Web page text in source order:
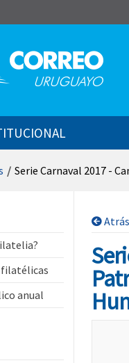
/ Serie Carnaval 2017 -
filatélicas
anual
Atrás